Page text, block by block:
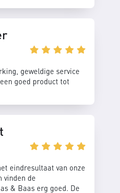
geweldige service
goed product tot
eindresultaat van onze
vinden de
& Baas erg goed. De